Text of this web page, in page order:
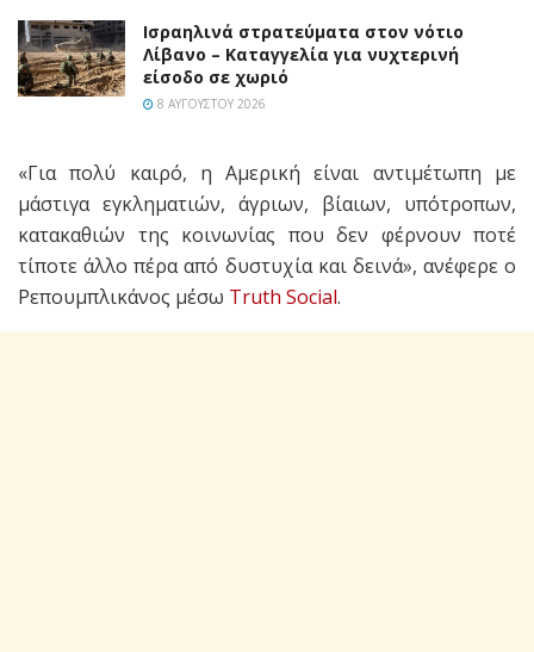
Ισραηλινά στρατεύματα στον νότιο
Λίβανο – Καταγγελία για νυχτερινή
είσοδο σε χωριό
8 ΑΥΓΟΎΣΤΟΥ 2026
«Για πολύ καιρό, η Αμερική είναι αντιμέτωπη με
μάστιγα εγκληματιών, άγριων, βίαιων, υπότροπων,
κατακαθιών της κοινωνίας που δεν φέρνουν ποτέ
τίποτε άλλο πέρα από δυστυχία και δεινά», ανέφερε ο
Ρεπουμπλικάνος μέσω Truth Social.